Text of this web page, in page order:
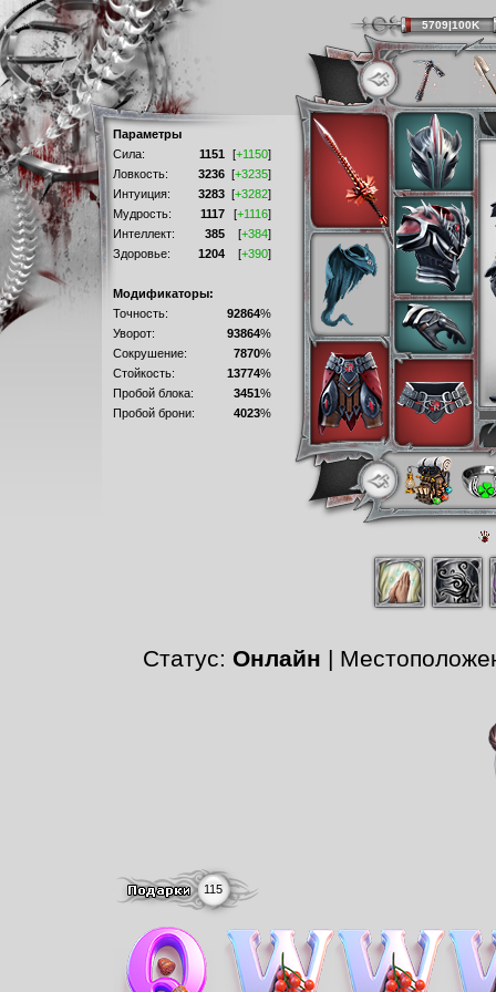
Параметры
Сила:
1151 [+1150]
Ловкость:
3236 [+3235]
Интуиция:
3283 [+3282]
Мудрость:
1117 [+1116]
Интеллект:
385 [+384]
Здоровье:
1204 [+390]
Модификаторы:
Точность:
92864%
Уворот:
93864%
Сокрушение:
7870%
Стойкость:
13774%
Пробой блока:
3451%
Пробой брони:
4023%
Статус: Онлайн |
115
5709|100K